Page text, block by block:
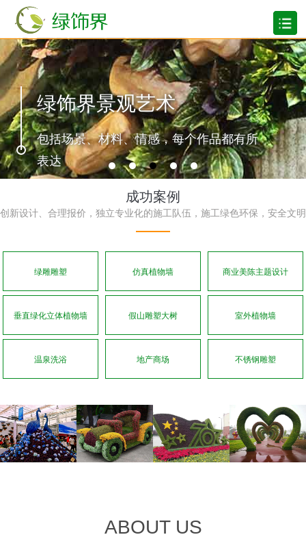
成功案例
创新设计、合理报价，独立专业化的施工队伍，施工绿色环保，安全文明
绿雕雕塑 仿真植物墙 商业美陈主题设计
垂直绿化立体植物墙 假山雕塑大树 室外植物墙
温泉洗浴 地产商场 不锈钢雕塑
ABOUT US